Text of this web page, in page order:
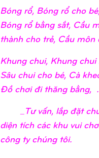
Bóng rổ, Bóng rổ cho
Bóng rổ bằng sắt, Cầu
thành cho trẻ, Cầu môn
Khung chui, Khung
Sâu chui cho bé, Cà
Đồ chơi đi thăng bằng,
_Tư vấn, lắp đặt
diện tích các khu vui
công ty chúng tôi.